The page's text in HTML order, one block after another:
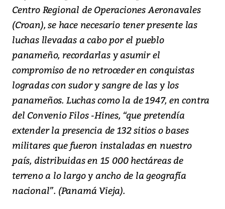
Centro Regional de Operaciones Aeronavales
(Croan), se hace necesario tener presente las
luchas llevadas a cabo por el pueblo
panameño, recordarlas y asumir el
compromiso de no retroceder en conquistas
logradas con sudor y sangre de las y los
panameños. Luchas como la de 1947, en contra
del Convenio Filos -Hines, “que pretendía
extender la presencia de 132 sitios o bases
militares que fueron instaladas en nuestro
país, distribuidas en 15 000 hectáreas de
terreno a lo largo y ancho de la geografía
nacional”. (Panamá Vieja).